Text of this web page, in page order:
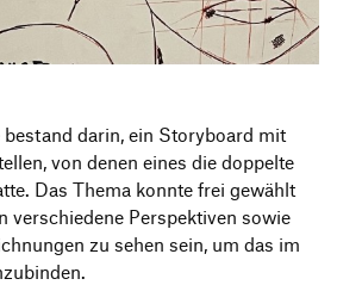
M.A.
bestand darin, ein Storyboard mit
von denen eines die doppelte
Das Thema konnte frei gewählt
verschiedene Perspektiven sowie
zu sehen sein, um das im